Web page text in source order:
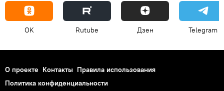
OK Rutube Дзен Telegram
О проекте Контакты Правила использования
Политика конфиденциальности